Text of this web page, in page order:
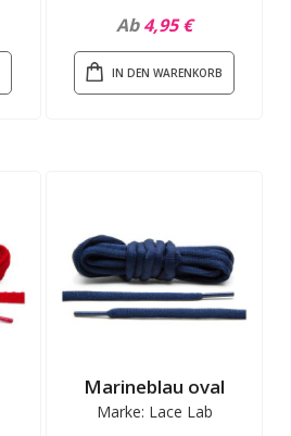
Ab 4,95 €
IN DEN WARENKORB
Marineblau oval
Marke: Lace Lab